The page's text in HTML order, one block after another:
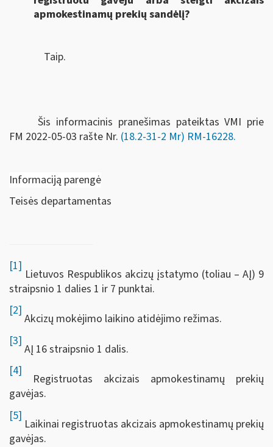
apmokestinamų prekių sandėlį?
Taip.
Šis informacinis pranešimas pateiktas VMI prie
FM 2022-05-03 rašte Nr. (18.2-31-2 Mr) RM-16228.
Informaciją parengė
Teisės departamentas
[1]
Lietuvos Respublikos akcizų įstatymo (toliau – AĮ) 9
straipsnio 1 dalies 1 ir 7 punktai.
[2]
Akcizų mokėjimo laikino atidėjimo režimas.
[3]
AĮ 16 straipsnio 1 dalis.
[4]
Registruotas akcizais apmokestinamų prekių
gavėjas.
[5]
Laikinai registruotas akcizais apmokestinamų prekių
gavėjas.